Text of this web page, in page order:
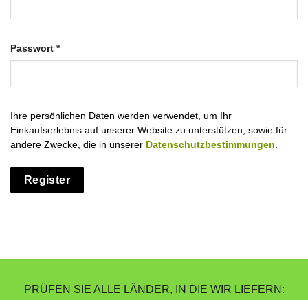
Passwort *Erforderlich
Ihre persönlichen Daten werden verwendet, um Ihr
Einkaufserlebnis auf unserer Website zu unterstützen, sowie für
andere Zwecke, die in unserer Datenschutzbestimmungen.
Register
PRÜFEN SIE ALLE LÄNDER, IN DIE WIR LIEFERN: